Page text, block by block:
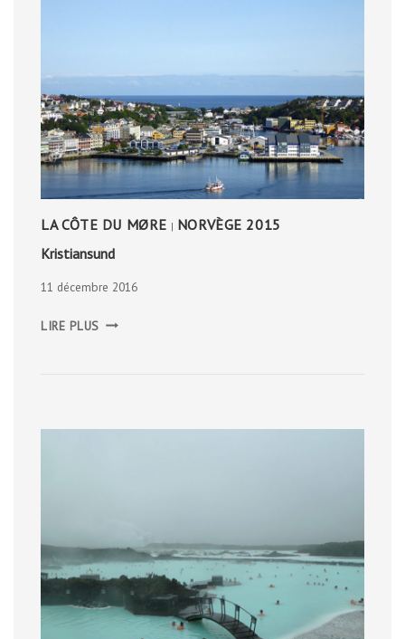
LA CÔTE DU MØRE | NORVÈGE 2015
Kristiansund
11 décembre 2016
LIRE PLUS